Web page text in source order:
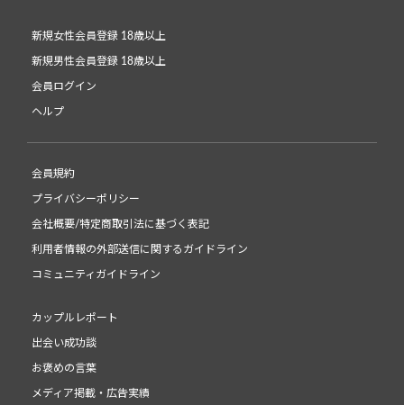
新規女性会員登録 18歳以上
新規男性会員登録 18歳以上
会員ログイン
ヘルプ
会員規約
プライバシーポリシー
会社概要/特定商取引法に基づく表記
利用者情報の外部送信に関するガイドライン
コミュニティガイドライン
カップルレポート
出会い成功談
お褒めの言葉
メディア掲載・広告実績